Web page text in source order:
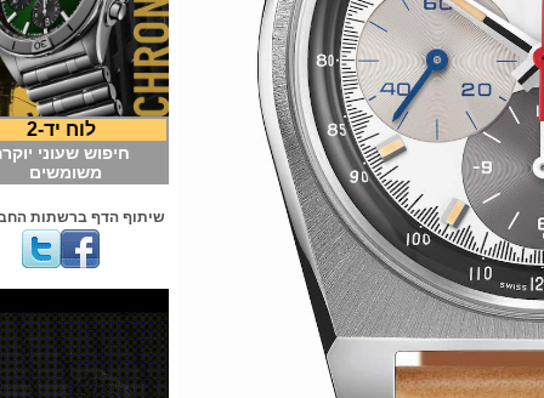
לוח יד-2
חיפוש שעוני יוקרה
משומשים
שיתוף הדף ברשתות החברתיות